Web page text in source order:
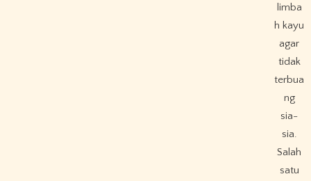
limba
h kayu
agar
tidak
terbua
ng
sia-
sia.
Salah
satu